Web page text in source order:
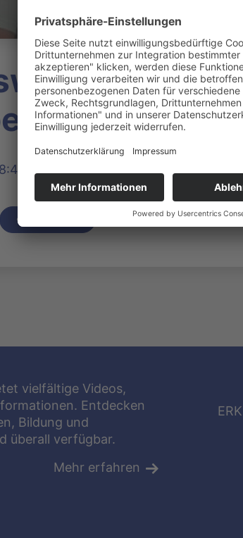
Die
Uhr | Produziert: Klaus-Peter Heisig
vielfältige Videos,
Entdecken
Bildung und
überall verfügbar.
Mehr erfahren